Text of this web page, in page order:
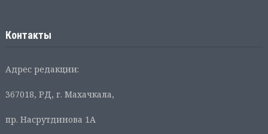
Контакты
Адрес редакции:
367018, РД, г. Махачкала,
пр. Насрутдинова 1А